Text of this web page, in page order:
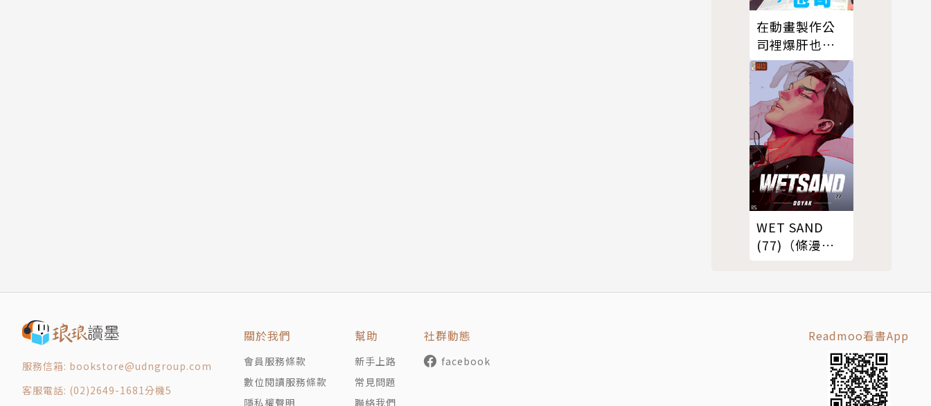
在動畫製作公
司裡爆肝也要
搞ＢＬ，有意
見？04
WET SAND
(77)（條漫
服務信箱: bookstore@udngroup.com
客服電話: (02)2649-1681分機5
關於我們
會員服務條款
數位閱讀服務條款
隱私權聲明
幫助
新手上路
常見問題
聯絡我們
社群動態
facebook
Readmoo看書App